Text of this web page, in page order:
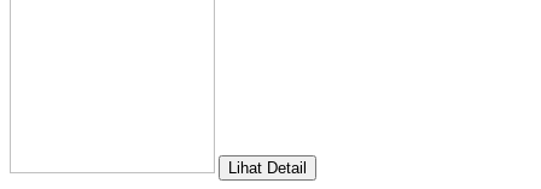
Lihat Detail